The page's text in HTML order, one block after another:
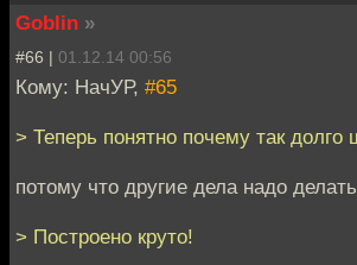
Goblin »
#66 | 01.12.14 00:56
Кому: НачУР, #65
> Теперь понятно почему так долго
потому что другие дела надо
> Построено круто!